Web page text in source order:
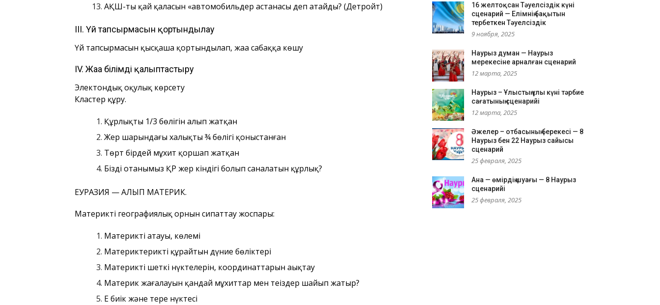
АҚШ-тың қай қаласын «автомобильдер астанасы деп атайды? (Детройт)
ІІІ. Үй тапсырмасын қортындылау
Үй тапсырмасын қысқаша қортындылап, жаңа сабаққа көшу
ІV. Жаңа білімді қалыптастыру
Электондық оқулық көрсету
Кластер құру.
Құрлықтың 1/3 бөлігін алып жатқан
Жер шарындағы халықтың ¾ бөлігі қоныстанған
Төрт бірдей мұхит қоршап жатқан
Біздің отанымыз ҚР жер кіндігі болып саналатын құрлық?
ЕУРАЗИЯ — АЛЫП МАТЕРИК.
Материктің географиялық орнын сипаттау жоспары:
Материктің атауы, көлемі
Материктерикті құрайтын дүние бөліктері
Материктің шеткі нүктелерін, координаттарын аңықтау
Материк жағалауын қандай мұхиттар мен теңіздер шайып жатыр?
Ең биік және терең нүктесі
16 желтоқсан Тәуелсіздік күні
сценарий — Елімнің бақытын
тербеткен Тәуелсіздік
9 ноября, 2025
Наурыз думан — Наурыз
мерекесіне арналған сценарий
12 марта, 2025
Наурыз – Ұлыстың ұлы күні тәрбие
сағатының сценарийі
12 марта, 2025
Әжелер – отбасының берекесі — 8
Наурыз бен 22 Наурыз сайысы
сценарий
25 февраля, 2025
Ана — өмірдің шуағы — 8 Наурыз
сценарийі
25 февраля, 2025